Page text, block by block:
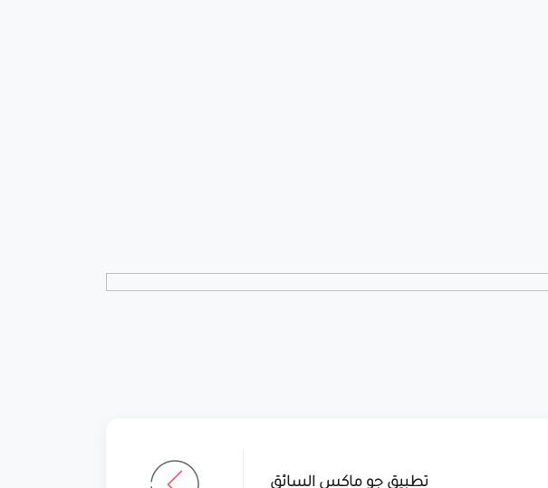
تطبيق جو ماكس السائق